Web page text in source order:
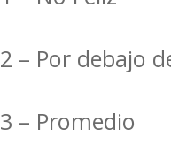
2 – Por debajo
3 – Promedio